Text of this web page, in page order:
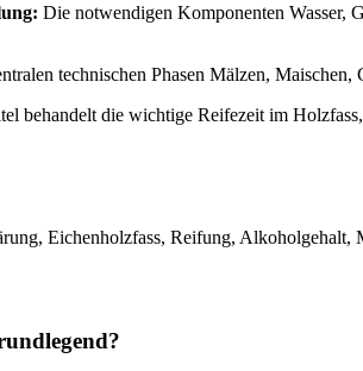
Die notwendigen Komponenten Wasser,
technischen Phasen Mälzen,
behandelt die wichtige Reifezeit im
Eichenholzfass, Reifung, Alkoholgehalt,